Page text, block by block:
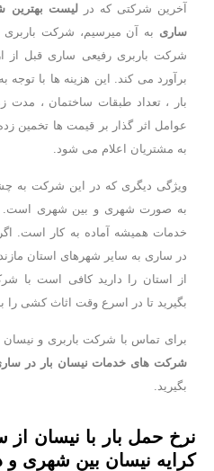
آخرین شرکتی که در
لیست بهترین
ساری به آن میرسیم، شرکت
شرکت باربری رفیعی ساری قبل از
برآورد می کند. این هزینه ها با توجه
بار ، تعداد طبقات ساختمان ، مدت
عوامل اثر گذار بر قیمت ها تخمین
به مشتریان اعلام می شود.
ویژگی دیگری که در این شرکت به
به صورت شهری و بین شهری است.
خدمات همیشه آماده به کار است.
در ساری به سایر شهرهای استان
از استان را دارید کافی است با
بگیرید تا در اسرع وقت اثاث کشی را
برای تماس با شرکت باربری و نیسان
شرکت های خدمات نیسان بار در
بگیرید.
نرخ حمل بار با نیسان
کرایه نیسان بین شهری